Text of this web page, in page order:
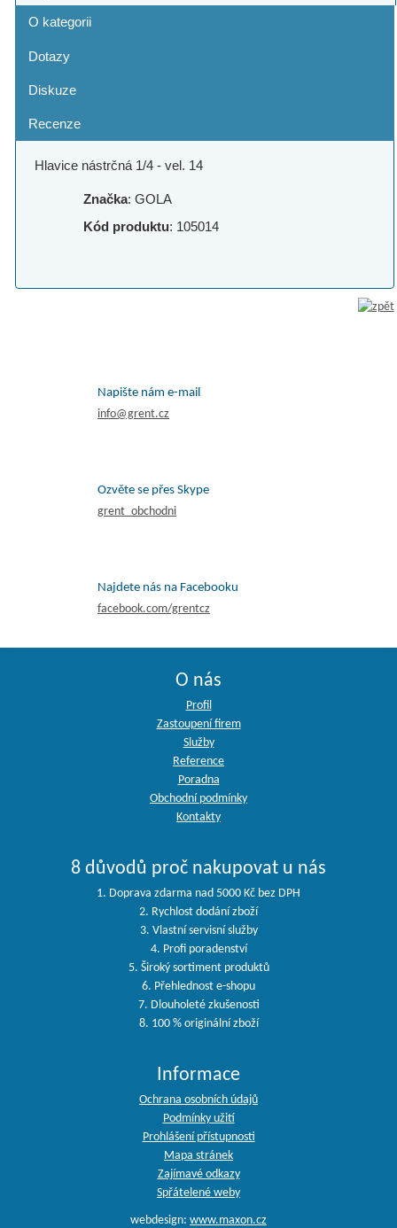
O kategorii
Dotazy
Diskuze
Recenze
Hlavice nástrčná 1/4 - vel. 14
Značka: GOLA
Kód produktu: 105014
Napište nám e-mail
info@grent.cz
Ozvěte se přes Skype
grent_obchodni
Najdete nás na Facebooku
facebook.com/grentcz
O nás
Profil
Zastoupení firem
Služby
Reference
Poradna
Obchodní podmínky
Kontakty
8 důvodů proč nakupovat u nás
1. Doprava zdarma nad 5000 Kč bez DPH
2. Rychlost dodání zboží
3. Vlastní servisní služby
4. Profi poradenství
5. Široký sortiment produktů
6. Přehlednost e-shopu
7. Dlouholeté zkušenosti
8. 100 % originální zboží
Informace
Ochrana osobních údajů
Podmínky užití
Prohlášení přístupnosti
Mapa stránek
Zajímavé odkazy
Spřátelené weby
webdesign: www.maxon.cz